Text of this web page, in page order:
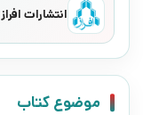
انتشارات افراز
موضوع کتاب